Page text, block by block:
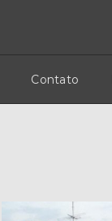
Contato